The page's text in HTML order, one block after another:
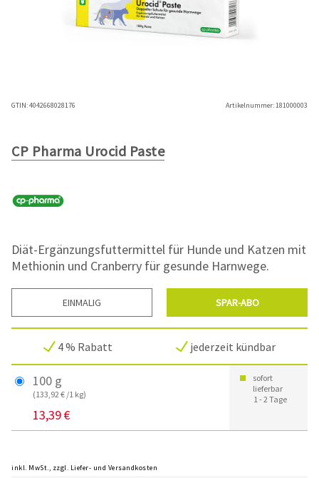
GTIN:4042668028176 Artikelnummer:181000003
CP Pharma Urocid Paste
Diät-Ergänzungsfuttermittel für Hunde und Katzen mit
Methionin und Cranberry für gesunde Harnwege.
EINMALIG SPAR-ABO
4 % Rabatt jederzeit kündbar
100 g
(133,92 € /1 kg)
13,39 €
sofort
lieferbar
1 - 2 Tage
inkl. MwSt., zzgl. Liefer- und Versandkosten